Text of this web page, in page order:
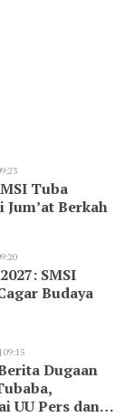
Tuba
Berkah
SMSI
Budaya
09:15
Dugaan
UU Pers dan